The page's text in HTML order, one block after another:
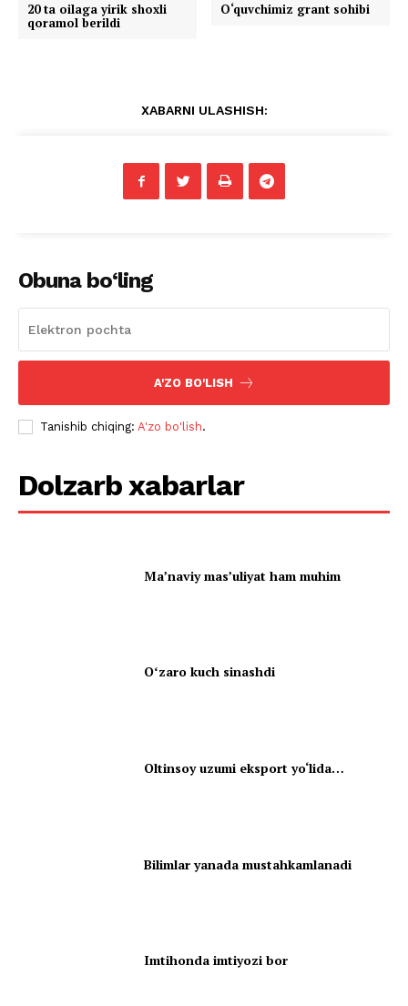
20 ta oilaga yirik shoxli
qoramol berildi
O‘quvchimiz grant sohibi
XABARNI ULASHISH:
Obuna bo‘ling
A'ZO BO'LISH
Tanishib chiqing: A'zo bo'lish.
Dolzarb xabarlar
Ma’naviy mas’uliyat ham muhim
Oʻzaro kuch sinashdi
Oltinsoy uzumi eksport yo‘lida…
Bilimlar yanada mustahkamlanadi
Imtihonda imtiyozi bor